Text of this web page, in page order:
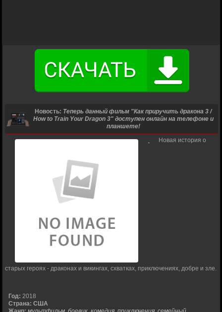
Новость: Теперь данный фильм "Как приручить дракона 3 /
How to Train Your Dragon 3" доступен онлайн на телефоне и
планшете!
Новая история о
старых героях - драконах и викингах, схватках, приключениях, добре и зле.
Год: 2018
Страна: США